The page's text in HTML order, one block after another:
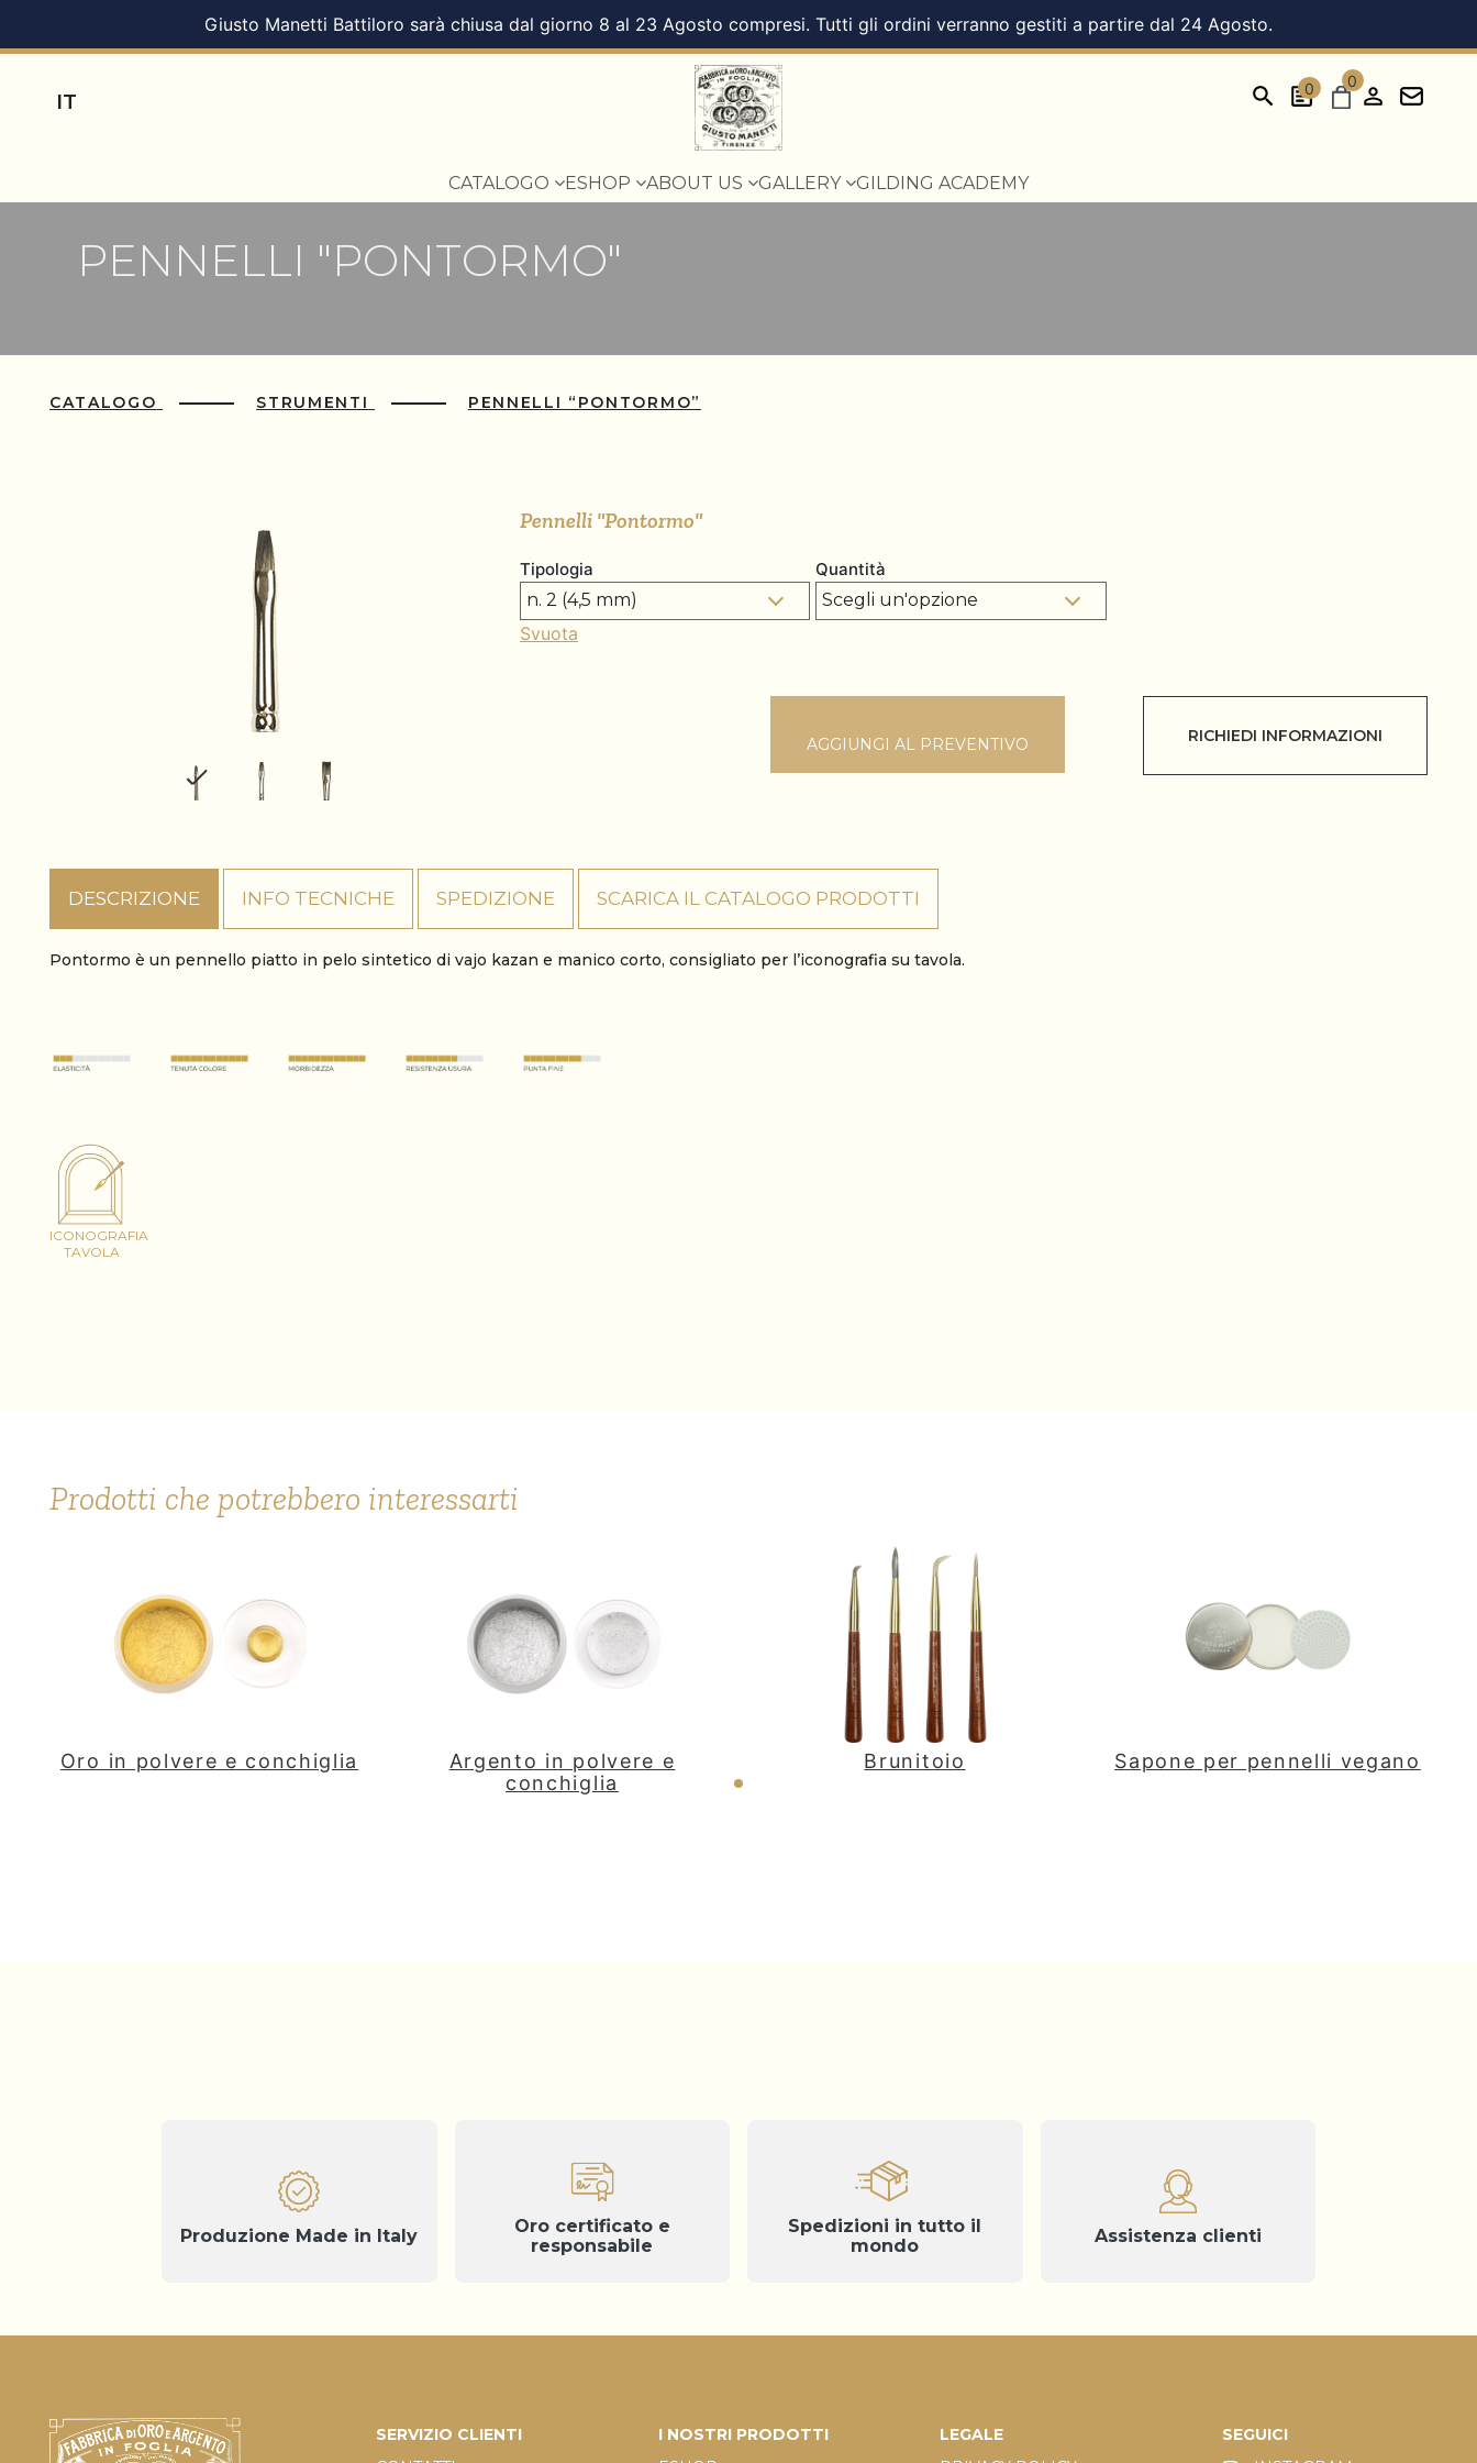
Giusto Manetti Battiloro sarà chiusa dal giorno 8 al 23 Agosto compresi. Tutti gli ordini verranno gestiti a partire dal 24 Agosto.
IT
0 0
CATALOGO ESHOP ABOUT US GALLERY GILDING ACADEMY
PENNELLI "PONTORMO"
CATALOGO STRUMENTI PENNELLI “PONTORMO”
Pennelli "Pontormo"
Tipologia Quantità
Svuota
AGGIUNGI AL PREVENTIVO RICHIEDI INFORMAZIONI
DESCRIZIONE INFO TECNICHE SPEDIZIONE SCARICA IL CATALOGO PRODOTTI
Pontormo è un pennello piatto in pelo sintetico di vajo kazan e manico corto, consigliato per l’iconografia su tavola.
ICONOGRAFIA
TAVOLA
Prodotti che potrebbero interessarti
Oro in polvere e conchiglia
Argento in polvere e
conchiglia
Brunitoio Sapone per pennelli vegano
Produzione Made in Italy
Oro certificato e
responsabile
Spedizioni in tutto il
mondo
Assistenza clienti
SERVIZIO CLIENTI
I NOSTRI PRODOTTI
LEGALE
SEGUICI